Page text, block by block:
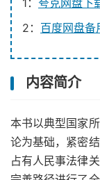
1： 夸克网盘下
2： 百度网盘备
内容简介
本书以典型国家
论为基础，紧密
占有人民事法律